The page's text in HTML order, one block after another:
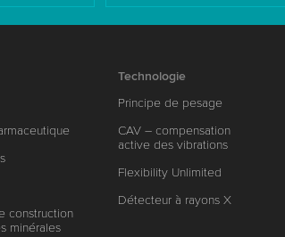
construction
minérales
Technologie
Principe de pesage
CAV – compensation
active des vibrations
Flexibility Unlimited
Détecteur à rayons X